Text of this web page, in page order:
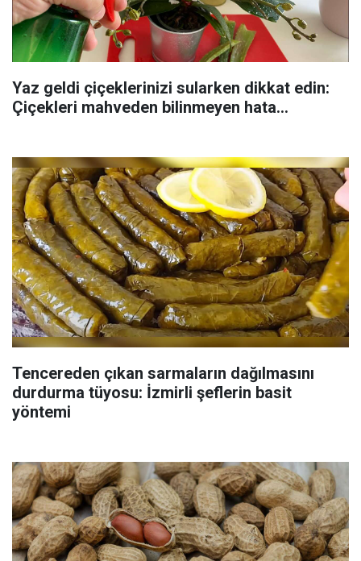
Yaz geldi çiçeklerinizi sularken dikkat edin:
Çiçekleri mahveden bilinmeyen hata...
Tencereden çıkan sarmaların dağılmasını
durdurma tüyosu: İzmirli şeflerin basit
yöntemi